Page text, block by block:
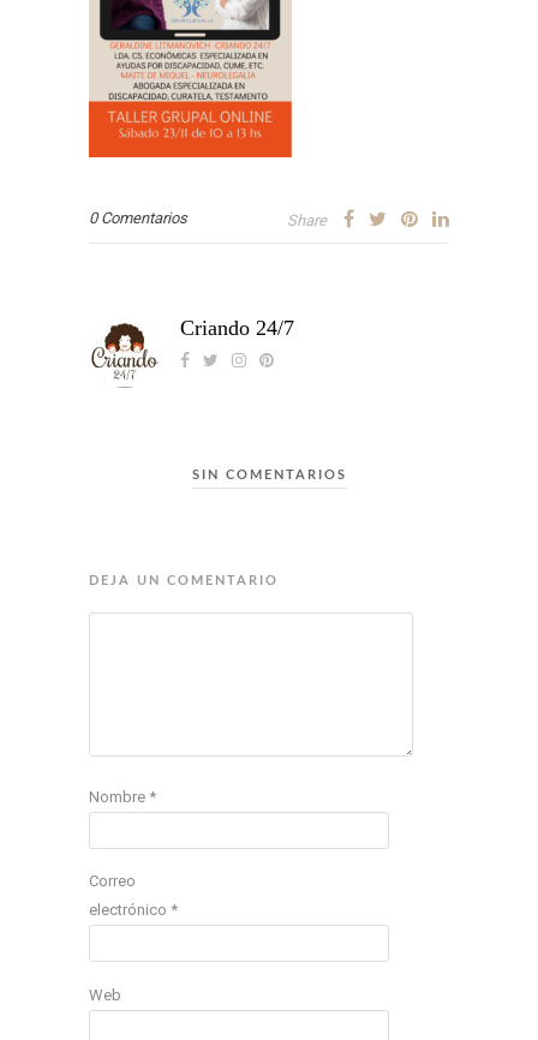
0 Comentarios Share
Criando 24/7
SIN COMENTARIOS
DEJA UN COMENTARIO
Nombre *
Correo
electrónico *
Web